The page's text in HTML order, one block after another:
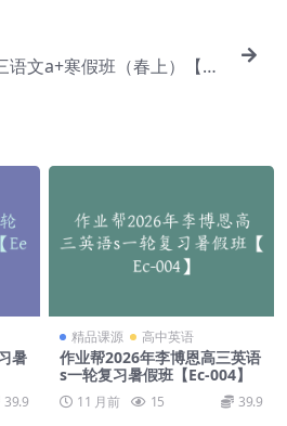
语文a+寒假班（春上）【D
暑
39.9
精品课源 高中英语
作业帮2026年李博恩高三英语
s一轮复习暑假班【Ec-004】
11 月前 15 39.9